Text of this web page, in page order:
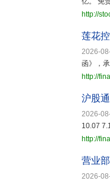
http://
莲花
2026-
函》，
http://
沪股
2026-
10.07
http://
营业
2026-